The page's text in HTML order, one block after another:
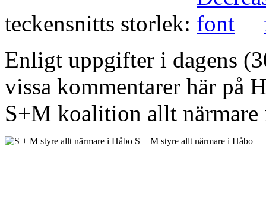
teckensnitts storlek:
Enligt uppgifter i dagens
vissa kommentarer här på
S+M koalition allt närmare
S + M styre allt närmare i Håbo